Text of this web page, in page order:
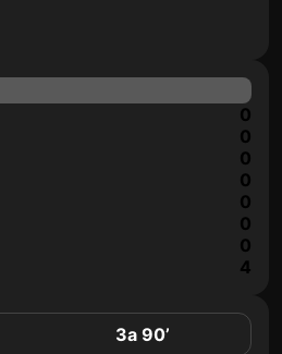
0
0
0
0
0
0
0
4
За 90’